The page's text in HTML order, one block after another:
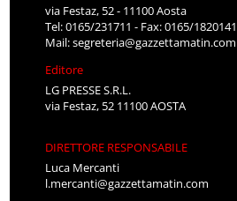
via Festaz, 52 - 11100 Aosta
Tel: 0165/231711 - Fax: 0165/1820141
Mail:segreteria@gazzettamatin.com
Editore
LG PRESSE S.R.L.
via Festaz, 52 11100 AOSTA
DIRETTORE RESPONSABILE
Luca Mercanti
l.mercanti@gazzettamatin.com